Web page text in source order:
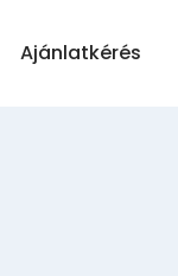
Ajánlatkérés